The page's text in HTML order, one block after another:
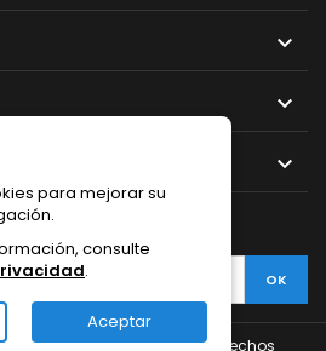



para mejorar su
consulte
.
Aceptar
BOLETÍN
Todos los derechos